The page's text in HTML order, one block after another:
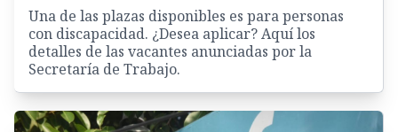
Una de las plazas disponibles es para personas
con discapacidad. ¿Desea aplicar? Aquí los
detalles de las vacantes anunciadas por la
Secretaría de Trabajo.